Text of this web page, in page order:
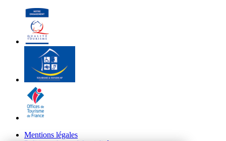
Mentions légales